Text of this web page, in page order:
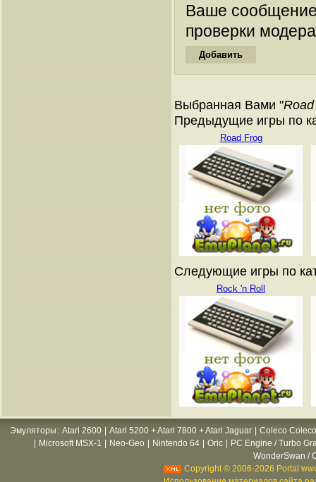
Ваше
проверки
Выбранная Вами "
Предыдущие игры по
Road Frog
Следующие игры по
Rock 'n Roll
Эмуляторы : Atari 2600 Atari 5200 + Atari 7800 + Atari Jaguar
Coleco
Microsoft MSX-1 Neo-Geo Nintendo 64 Oric
PC Engine / Turbo
WonderSwan /
Copyright © 2006-2026 Portal